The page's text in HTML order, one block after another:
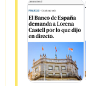
XSHN-
https://